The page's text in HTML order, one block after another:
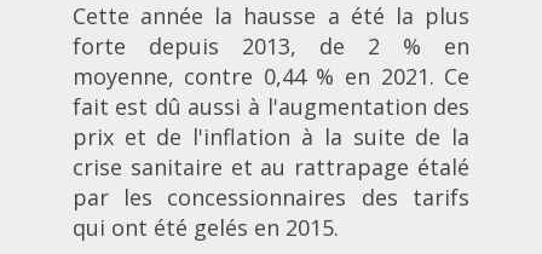
Cette année la hausse a été la plus
forte depuis 2013, de 2 % en
moyenne, contre 0,44 % en 2021. Ce
fait est dû aussi à l'augmentation des
prix et de l'inflation à la suite de la
crise sanitaire et au rattrapage étalé
par les concessionnaires des tarifs
qui ont été gelés en 2015.